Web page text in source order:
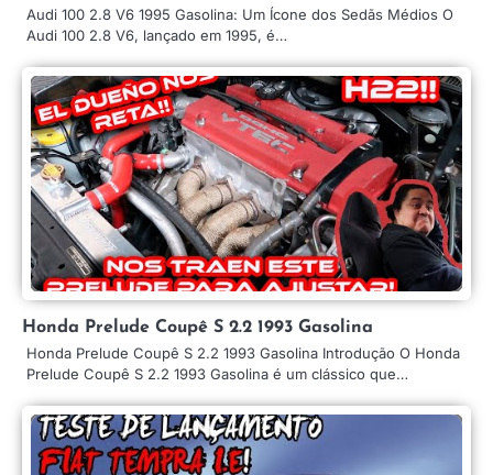
Audi 100 2.8 V6 1995 Gasolina: Um Ícone dos Sedãs Médios O
Audi 100 2.8 V6, lançado em 1995, é…
Honda Prelude Coupê S 2.2 1993 Gasolina
Honda Prelude Coupê S 2.2 1993 Gasolina Introdução O Honda
Prelude Coupê S 2.2 1993 Gasolina é um clássico que…